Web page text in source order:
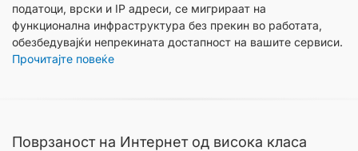
податоци, врски и IP адреси, се мигрираат на
функционална инфраструктура без прекин во работата,
обезбедувајќи непрекината достапност на вашите сервиси.
Прочитајте повеќе
Поврзаност на Интернет од висока класа